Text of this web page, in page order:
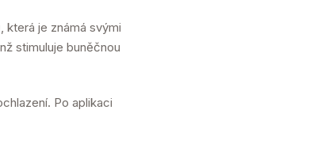
která je známá svými
stimuluje buněčnou
Po aplikaci